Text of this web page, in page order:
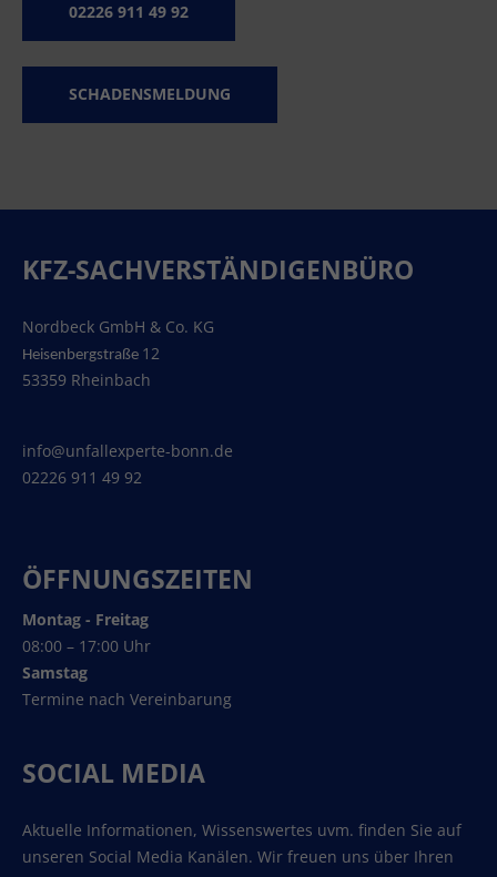
02226 911 49 92
SCHADENSMELDUNG
KFZ-SACHVERSTÄNDIGENBÜRO
Nordbeck GmbH & Co. KG
Heisenbergstraße 12
53359 Rheinbach
info@unfallexperte-bonn.de
02226 911 49 92
ÖFFNUNGSZEITEN
Montag - Freitag
08:00 – 17:00 Uhr
Samstag
Termine nach Vereinbarung
SOCIAL MEDIA
Aktuelle Informationen, Wissenswertes uvm. finden Sie auf
unseren Social Media Kanälen. Wir freuen uns über Ihren